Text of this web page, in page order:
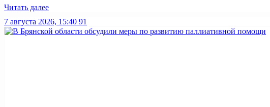
Читать далее
7 августа 2026, 15:40 91